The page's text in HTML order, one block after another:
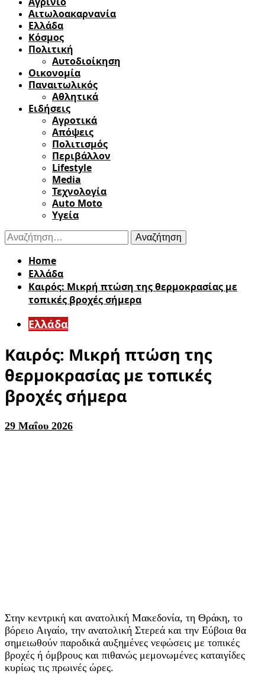
Αιτωλοακαρνανία
Ελλάδα
Κόσμος
Πολιτική
Αυτοδιοίκηση
Οικονομία
Παναιτωλικός
Αθλητικά
Ειδήσεις
Αγροτικά
Απόψεις
Πολιτισμός
Περιβάλλον
Lifestyle
Media
Τεχνολογία
Auto Moto
Υγεία
Αναζήτηση
για:
Home
Ελλάδα
Καιρός: Μικρή πτώση της θερμοκρασίας με
τοπικές βροχές σήμερα
Ελλάδα
Καιρός: Μικρή πτώση της
θερμοκρασίας με τοπικές
βροχές σήμερα
29 Μαΐου 2026
Στην κεντρική και ανατολική Μακεδονία, τη Θράκη, το
βόρειο Αιγαίο, την ανατολική Στερεά και την Εύβοια θα
σημειωθούν παροδικά αυξημένες νεφώσεις με τοπικές
βροχές ή όμβρους και πιθανώς μεμονωμένες καταιγίδες
κυρίως τις πρωινές ώρες.